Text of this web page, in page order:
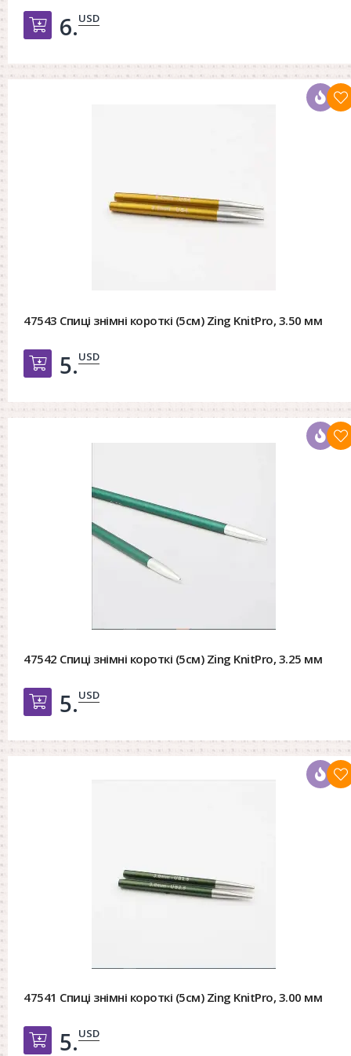
Добавить в корзину
6.USD
47543 Спиці знімні короткі (5см) Zing KnitPro, 3.50 мм
Добавить в корзину
5.USD
47542 Спиці знімні короткі (5см) Zing KnitPro, 3.25 мм
Добавить в корзину
5.USD
47541 Спиці знімні короткі (5см) Zing KnitPro, 3.00 мм
Добавить в корзину
5.USD